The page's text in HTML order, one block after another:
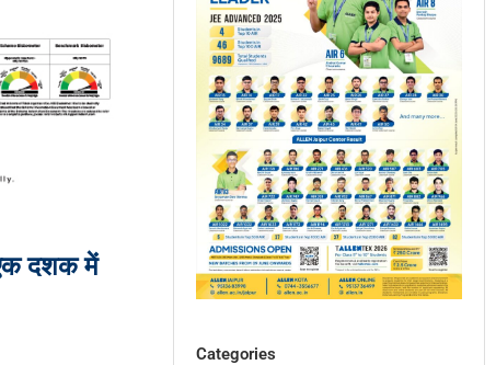
एक दशक में
Categories